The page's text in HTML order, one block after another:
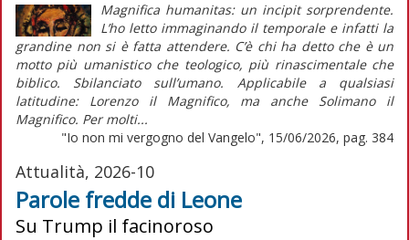
Magnifica humanitas: un incipit sorprendente.
L’ho letto immaginando il temporale e infatti la
grandine non si è fatta attendere. C’è chi ha detto che è un
motto più umanistico che teologico, più rinascimentale che
biblico. Sbilanciato sull’umano. Applicabile a qualsiasi
latitudine: Lorenzo il Magnifico, ma anche Solimano il
Magnifico. Per molti...
"Io non mi vergogno del Vangelo", 15/06/2026, pag. 384
Attualità, 2026-10
Parole fredde di Leone
Su Trump il facinoroso